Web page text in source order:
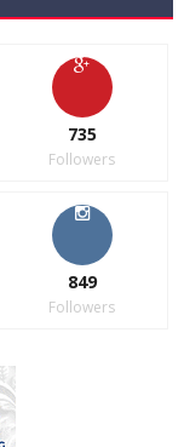
735
Followers
849
Followers